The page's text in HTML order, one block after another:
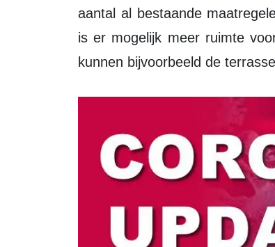
aantal al bestaande
is er mogelijk meer ruimte
kunnen bijvoorbeeld de